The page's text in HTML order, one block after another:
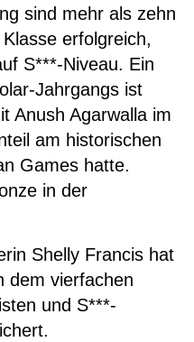
sind mehr als zehn
erfolgreich,
S***-Niveau. Ein
Jahrgangs ist
Anush Agarwalla im
am historischen
Games hatte.
in der
Shelly Francis hat
dem vierfachen
und S***-